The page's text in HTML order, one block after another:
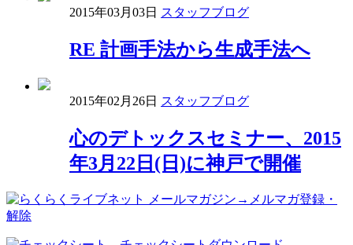
2015年03月03日 スタッフブログ
RE 計画手法から生成手法へ
2015年02月26日 スタッフブログ
心のデトックスセミナー、2015
年3月22日(日)に神戸で開催
→メルマガ登録・
解除